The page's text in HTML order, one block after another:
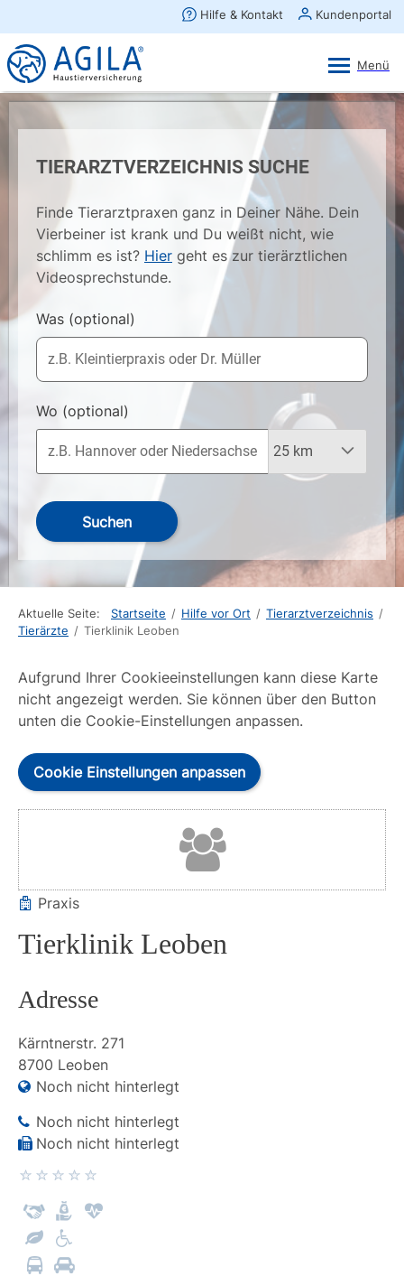
TIERARZTVERZEICHNIS SUCHE
Finde Tierarztpraxen ganz in Deiner Nähe. Dein
Vierbeiner ist krank und Du weißt nicht, wie
schlimm es ist? Hier geht es zur tierärztlichen
Videosprechstunde.
Was (optional)
Wo (optional)
Suchen
Aktuelle Seite: Startseite / Hilfe vor Ort / Tierarztverzeichnis /
Tierärzte / Tierklinik Leoben
Aufgrund Ihrer Cookieeinstellungen kann diese Karte
nicht angezeigt werden. Sie können über den Button
unten die Cookie-Einstellungen anpassen.
Cookie Einstellungen anpassen
Praxis
Tierklinik Leoben
Adresse
Kärntnerstr. 271
8700 Leoben
Noch nicht hinterlegt
Noch nicht hinterlegt
Noch nicht hinterlegt
×
AGILA Kunden-App
Gratis - Im Play Store laden
Ansehen